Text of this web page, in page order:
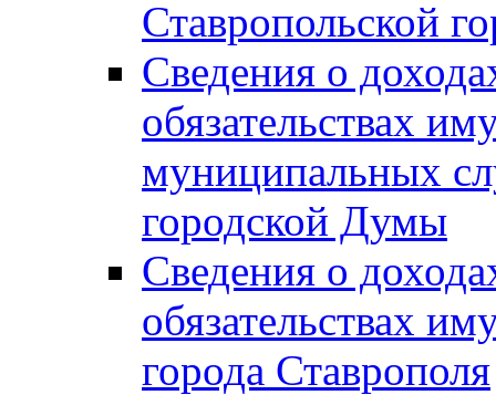
Ставропольской
Сведения о
обязательствах
муниципальных
городской Думы
Сведения о
обязательствах
города Ставрополя